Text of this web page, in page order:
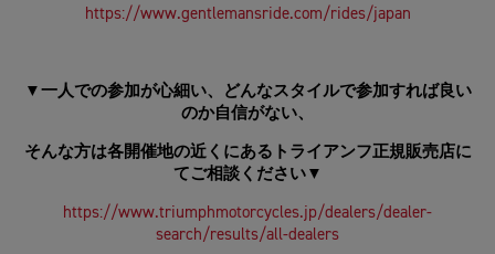
https://www.gentlemansride.com/rides/japan
▼ 一人での参加が心細い、どんなスタイルで参加すれば良い
のか自信がない、
そんな方は各開催地の近くにあるトライアンフ正規販売店に
てご相談ください▼
https://www.triumphmotorcycles.jp/dealers/dealer-
search/results/all-dealers